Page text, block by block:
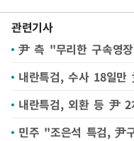
관련기사
尹 측 "무리한 구속영
내란특검, 외환 등 尹